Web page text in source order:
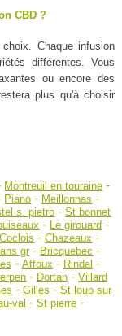
CBD ?
Chaque infusion
différentes. Vous
ou encore des
plus qu'à choisir
Montreuil en touraine -
Piano - Meillonnas -
s. pietro -St bonnet
- Le girouard -
Coclois -Chazeaux -
gr- Bricquebec -
- Affoux - Rindal -
- Dortan- Villard
- Gilles - St loup sur
val -St pierre -